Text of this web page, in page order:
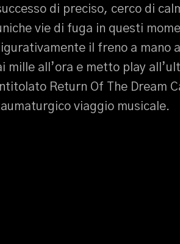
di preciso, cerco di
vie di fuga in questi
il freno a mano
mille all’ora e metto play
Return Of The Dream
viaggio musicale.